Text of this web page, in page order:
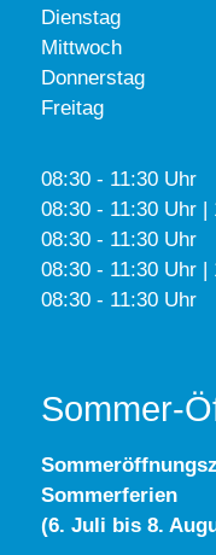
Dienstag
Mittwoch
Donnerstag
Freitag
08:30 - 11:30 Uhr
08:30 - 11:30 Uhr |
08:30 - 11:30 Uhr
08:30 - 11:30 Uhr |
08:30 - 11:30 Uhr
Sommer-
Sommerferien
(6. Juli bis 8.